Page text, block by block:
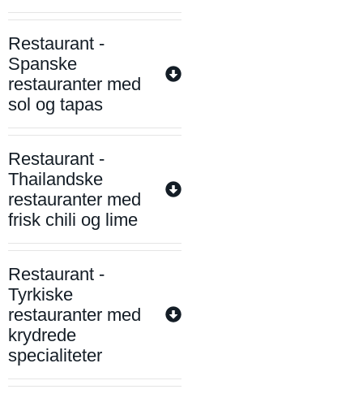
Restaurant -
Spanske
restauranter med
sol og tapas
Restaurant -
Thailandske
restauranter med
frisk chili og lime
Restaurant -
Tyrkiske
restauranter med
krydrede
specialiteter